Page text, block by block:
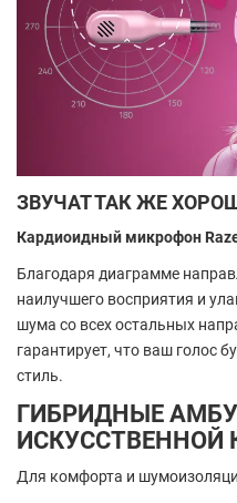
ЗВУЧАТ ТАК ЖЕ
Кардиоидный микрофон
Благодаря диаграмме
наилучшего восприятия и
шума со всех остальных
гарантирует, что ваш голос
стиль.
ГИБРИДНЫЕ
ИСКУССТВЕННОЙ
Для комфорта и